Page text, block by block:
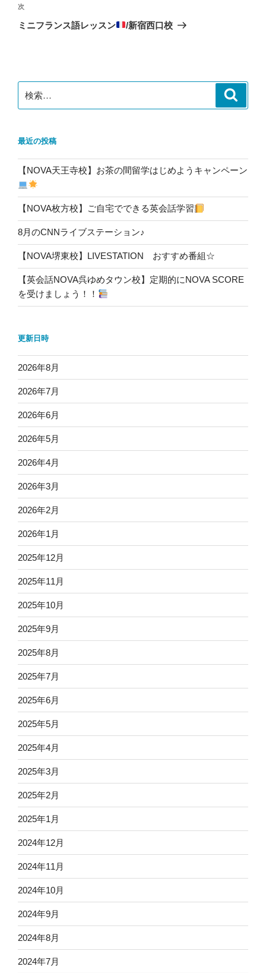
ゲ
ー
次
の
次
ミニフランス語レッスン /新宿西口校
索:
最近の投稿
【NOVA天王寺校】お茶の間留学はじめようキャンペーン
【NOVA枚方校】ご自宅でできる英会話学習
8月のCNNライブステーション♪
【NOVA堺東校】LIVESTATION おすすめ番組☆
【英会話NOVA呉ゆめタウン校】定期的にNOVA SCORE
を受けましょう！！
更新日時
2026年8月
2026年7月
2026年6月
2026年5月
2026年4月
2026年3月
2026年2月
2026年1月
2025年12月
2025年11月
2025年10月
2025年9月
2025年8月
2025年7月
2025年6月
2025年5月
2025年4月
2025年3月
2025年2月
2025年1月
2024年12月
2024年11月
2024年10月
2024年9月
2024年8月
2024年7月